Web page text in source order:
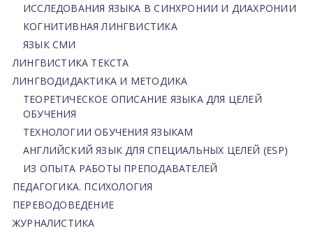
ИССЛЕДОВАНИЯ ЯЗЫКА В СИНХРОНИИ И ДИАХРОНИИ
КОГНИТИВНАЯ ЛИНГВИСТИКА
ЯЗЫК СМИ
ЛИНГВИСТИКА ТЕКСТА
ЛИНГВОДИДАКТИКА И МЕТОДИКА
ТЕОРЕТИЧЕСКОЕ ОПИСАНИЕ ЯЗЫКА ДЛЯ ЦЕЛЕЙ
ОБУЧЕНИЯ
ТЕХНОЛОГИИ ОБУЧЕНИЯ ЯЗЫКАМ
АНГЛИЙСКИЙ ЯЗЫК ДЛЯ СПЕЦИАЛЬНЫХ ЦЕЛЕЙ (ESP)
ИЗ ОПЫТА РАБОТЫ ПРЕПОДАВАТЕЛЕЙ
ПЕДАГОГИКА. ПСИХОЛОГИЯ
ПЕРЕВОДОВЕДЕНИЕ
ЖУРНАЛИСТИКА